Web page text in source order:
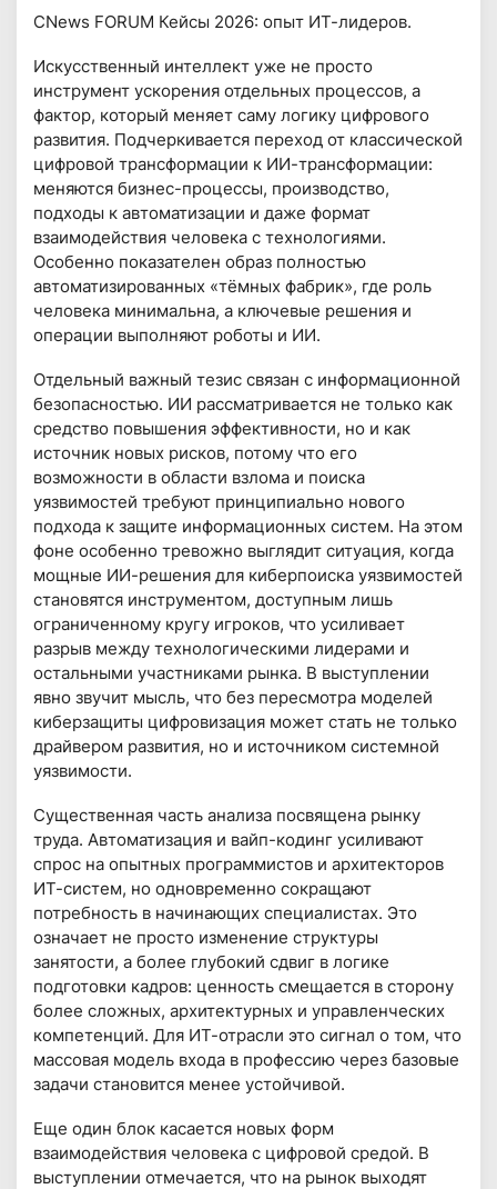
CNews FORUM Кейсы 2026: опыт ИТ-лидеров.
Искусственный интеллект уже не просто
инструмент ускорения отдельных процессов, а
фактор, который меняет саму логику цифрового
развития. Подчеркивается переход от классической
цифровой трансформации к ИИ-трансформации:
меняются бизнес-процессы, производство,
подходы к автоматизации и даже формат
взаимодействия человека с технологиями.
Особенно показателен образ полностью
автоматизированных «тёмных фабрик», где роль
человека минимальна, а ключевые решения и
операции выполняют роботы и ИИ.
Отдельный важный тезис связан с информационной
безопасностью. ИИ рассматривается не только как
средство повышения эффективности, но и как
источник новых рисков, потому что его
возможности в области взлома и поиска
уязвимостей требуют принципиально нового
подхода к защите информационных систем. На этом
фоне особенно тревожно выглядит ситуация, когда
мощные ИИ-решения для киберпоиска уязвимостей
становятся инструментом, доступным лишь
ограниченному кругу игроков, что усиливает
разрыв между технологическими лидерами и
остальными участниками рынка. В выступлении
явно звучит мысль, что без пересмотра моделей
киберзащиты цифровизация может стать не только
драйвером развития, но и источником системной
уязвимости.
Существенная часть анализа посвящена рынку
труда. Автоматизация и вайп-кодинг усиливают
спрос на опытных программистов и архитекторов
ИТ-систем, но одновременно сокращают
потребность в начинающих специалистах. Это
означает не просто изменение структуры
занятости, а более глубокий сдвиг в логике
подготовки кадров: ценность смещается в сторону
более сложных, архитектурных и управленческих
компетенций. Для ИТ-отрасли это сигнал о том, что
массовая модель входа в профессию через базовые
задачи становится менее устойчивой.
Еще один блок касается новых форм
взаимодействия человека с цифровой средой. В
выступлении отмечается, что на рынок выходят